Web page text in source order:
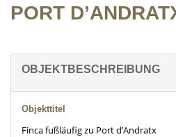
ORT D’ANDRATX
OBJEKTBESCHREIBUNG
Objekttitel
Finca fußläufig zu Port d’Andratx